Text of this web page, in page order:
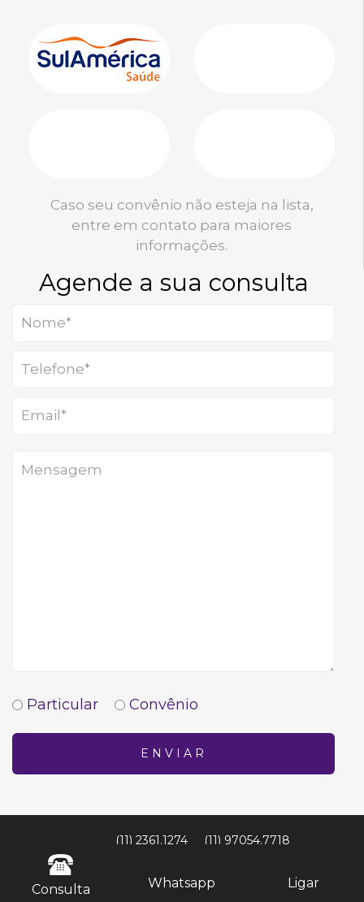
Caso seu convênio não esteja na lista,
entre em contato para maiores
informações.
Agende a sua consulta
Particular Convênio
ENVIAR
(11) 2361.1274 (11) 97054.7718
Consulta
Whatsapp Ligar